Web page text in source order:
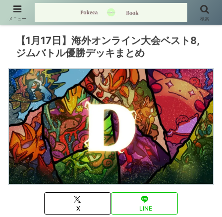
【1月17日】海外オンライン大会ベスト8,
ジムバトル優勝デッキまとめ
X LINE
メニュー 検索